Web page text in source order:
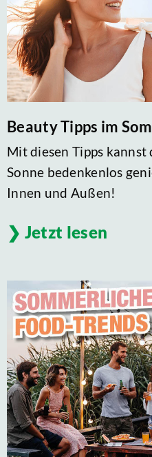
Beauty Tipps im
Mit diesen Tipps
Sonne bedenkenlos
Innen und Außen!
Jetzt lesen